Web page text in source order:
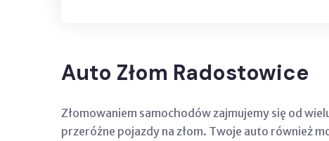
Auto Złom Radostowice
Złomowaniem samochodów zajmujemy się od
przeróżne pojazdy na złom. Twoje auto również